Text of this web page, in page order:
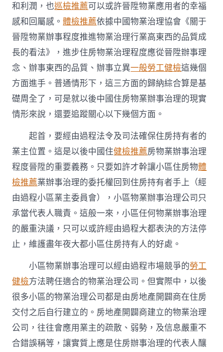
和利潤，也巡檢推薦可以或許晉陞物業應用者的幸福
感和回屬感。體檢推薦依據中國物業治理協會《關于
晉陞物業辦事程度推進物業治理行業高東西的品質成
長的看法》，進步住房物業治理程度應從晉陞辦事理
念、辦事東西的品質、辦事立異一般勞工健檢這幾個
方面進手。普通情形下，這三方面的歸納綜合算是基
礎周全了，可是就以後中國住房物業辦事治理的現實
情形來說，還要追蹤關心以下幾個方面。
起首，要經由過程法令及司法確保住房持有者的
業主位置。這是以後中國住健檢推薦房物業辦事治理
程度晉陞的重要義務。只要如許才幹讓小區住房物體
檢推薦業辦事治理的委托權回到住房持有者手上（經
由過程小區業主委員會），小區物業辦事治理公司只
承當代表人職責。這般一來，小區任何物業辦事治理
的嚴重決議，只可以或許經由過程大都表決的方法停
止，維護盡年夜大都小區住房持有人的好處。
小區物業辦事治理可以經由過程市場競爭的勞工
健檢方法聘任適合的物業治理公司。但實際中，以後
很多小區的物業治理公司都是由房地產開闢商在住房
交付之后自行建立的。房地產開闢商建立的物業治理
公司，往往會應用業主的疏散、弱勢，及信息嚴重不
合錯誤稱等，讓實質上應是住房辦事治理的代表人釀